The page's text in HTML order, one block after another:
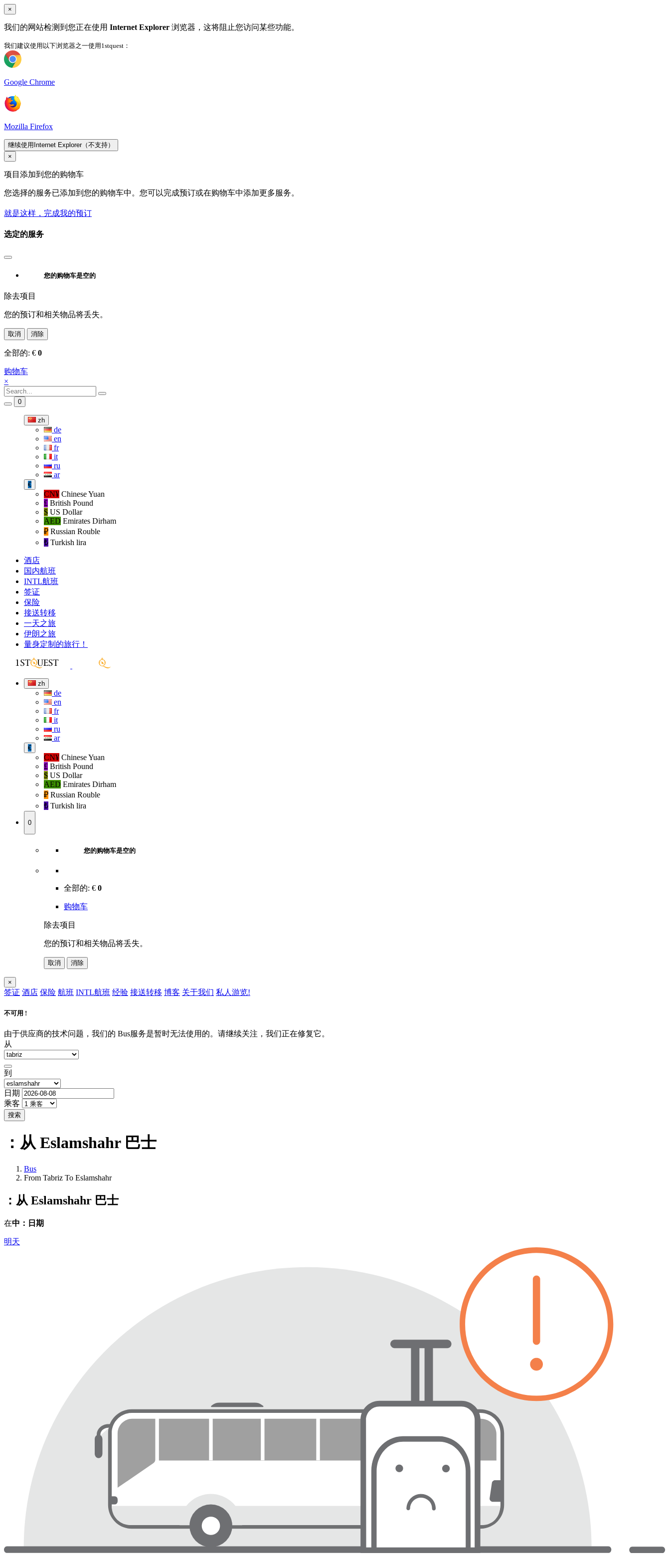
×
我们的网站检测到您正在使用 Internet Explorer 浏览器，这将阻止您访问某些功能。
我们建议使用以下浏览器之一使用1stquest：
Google Chrome
Mozilla Firefox
继续使用Internet Explorer（不支持）
×
项目添加到您的购物车
您选择的服务已添加到您的购物车中。您可以完成预订或在购物车中添加更多服务。
就是这样，完成我的预订
选定的服务
您的购物车是空的
除去项目
您的预订和相关物品将丢失。
取消 消除
全部的: € 0
购物车
×
0
zh
de
en
fr
it
ru
ar
€
CN¥ Chinese Yuan
£ British Pound
$ US Dollar
AED Emirates Dirham
₽‎ Russian Rouble
₺‎ Turkish lira
酒店
国内航班
INTL航班
签证
保险
接送转移
一天之旅
伊朗之旅
量身定制的旅行！
zh
de
en
fr
it
ru
ar
€
CN¥ Chinese Yuan
£ British Pound
$ US Dollar
AED Emirates Dirham
₽‎ Russian Rouble
₺‎ Turkish lira
0
您的购物车是空的
全部的: € 0
购物车
除去项目
您的预订和相关物品将丢失。
取消 消除
×
签证 酒店 保险 航班 INTL航班 经验 接送转移 博客 关于我们 私人游览!
不可用 !
由于供应商的技术问题，我们的 Bus服务是暂时无法使用的。请继续关注，我们正在修复它。
从
到
日期
乘客
搜索
：从 Eslamshahr 巴士
Bus
From Tabriz To Eslamshahr
：从 Eslamshahr 巴士
在中：日期
明天